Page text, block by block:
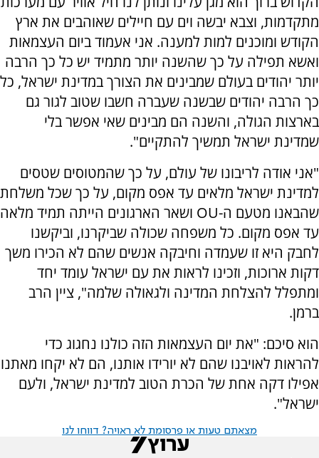
מתקדמות, וצבא יבשה וים עם חיילים שאוהבים את ארץ
הקודש ומוכנים למות למענה. אני אעמוד ביום העצמאות
ואשא תפילה על כך שהשנה יותר מתמיד יש כל כך הרבה
יותר יהודים בעולם שמבינים את הצורך במדינת ישראל, כל
כך הרבה יהודים שבשנה שעברה חשבו שטוב לגור גם
בארצות הגולה, והשנה הם מבינים שאי אפשר בלי
שמדינת ישראל תמשיך להתקיים".
"אני אודה לריבונו של עולם, על כך שהמטוסים שטסים
למדינת ישראל מלאים עד אפס מקום, על כך שכל משלחת
שהבאנו מטעם ה-OU ושאר הארגונים הייתה תמיד מלאה
עד אפס מקום. כל משפחה שכולה שביקרנו, וביקשנו
לחבק היא זו שעמדה וחיבקה אנשים שהם לא הכירו משך
דקות ארוכות, וזכינו לראות את עם ישראל עומד יחד
ומתפלל להצלחת המדינה ולגאולה שלמה", ציין הרב
ברמן.
הוא סיכם: "את יום העצמאות הזה כולנו נחגוג כדי
להראות לאויבנו שהם לא יורידו אותנו, הם לא יקחו מאתנו
אפילו דקה אחת של הכרת הטוב למדינת ישראל, ולעם
ישראל".
מצאתם טעות או פרסומת לא ראויה? דווחו לנו